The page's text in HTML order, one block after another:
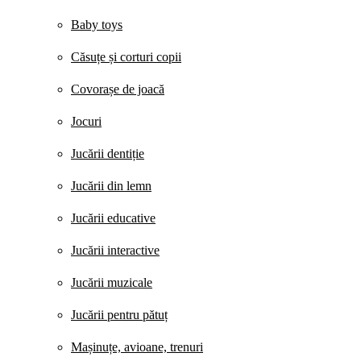
Baby toys
Căsuțe și corturi copii
Covorașe de joacă
Jocuri
Jucării dentiție
Jucării din lemn
Jucării educative
Jucării interactive
Jucării muzicale
Jucării pentru pătuț
Mașinuțe, avioane, trenuri